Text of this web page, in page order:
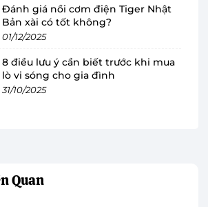
lít, nồi lý tưởng cho gia đình từ
đến hầm hay hấp. Sự tinh giản
màu sắc trang nhã khiến
Đánh giá nồi cơm điện Tiger Nhật
Bản xài có tốt không?
01/12/2025
8 điều lưu ý cần biết trước khi mua
lò vi sóng cho gia đình
31/10/2025
Quan